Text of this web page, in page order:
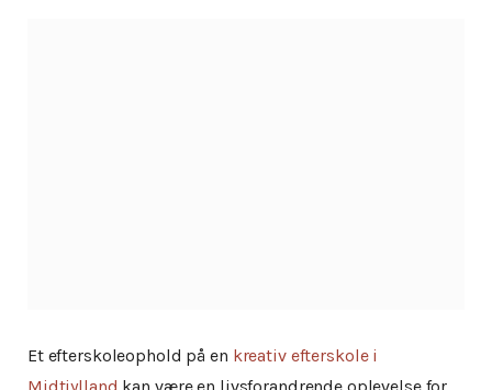
Et efterskoleophold på en kreativ efterskole i